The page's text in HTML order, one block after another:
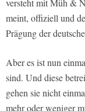
versteht mit Müh &
meint, offiziell und
Prägung der
Aber es ist nun
sind. Und diese
gehen sie nicht
mehr oder weniger